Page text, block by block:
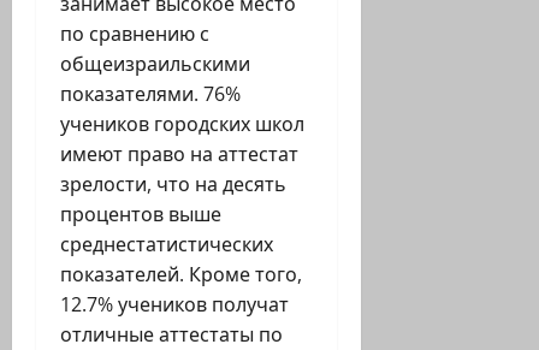
по сравнению с
общеизраильскими
показателями. 76%
учеников городских школ
имеют право на аттестат
зрелости, что на десять
процентов выше
среднестатистических
показателей. Кроме того,
12.7% учеников получат
отличные аттестаты по